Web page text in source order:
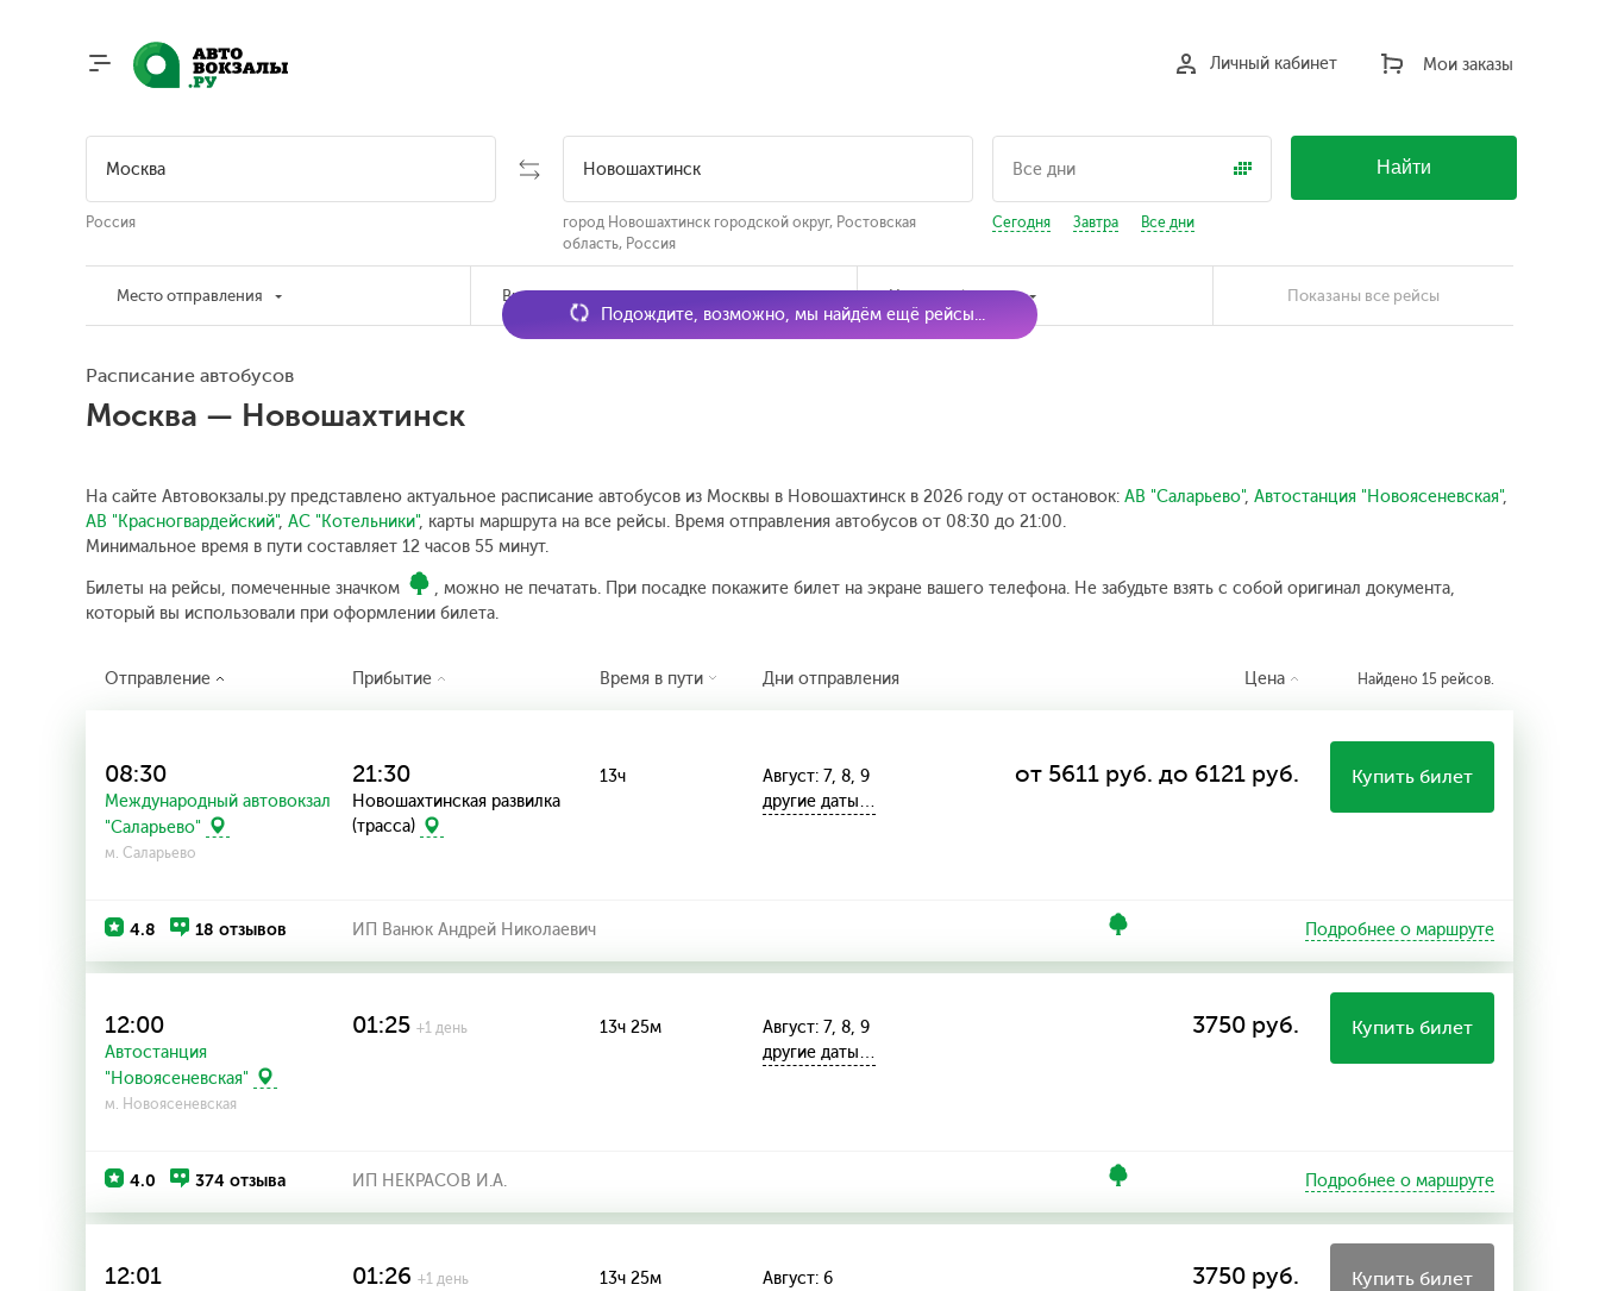
Мои заказы
Личный кабинет
Россия
город Новошахтинск городской округ, Ростовская
область, Россия
Сегодня Завтра Все дни
Найти
Место отправления Время отправления Наличие билетов Показаны все рейсы
Расписание автобусов
Москва — Новошахтинск
На сайте Автовокзалы.ру представлено актуальное расписание автобусов из Москвы в Новошахтинск в 2026 году от остановок: АВ "Саларьево", Автостанция "Новоясеневская",
АВ "Красногвардейский", АС "Котельники", карты маршрута на все рейсы. Время отправления автобусов от 08:30 до 21:00.
Минимальное время в пути составляет 12 часов 55 минут.
Билеты на рейсы, помеченные значком
, можно не печатать. При посадке покажите билет на экране вашего телефона. Не забудьте взять с собой оригинал документа,
который вы использовали при оформлении билета.
Подождите, возможно, мы найдём ещё рейсы...
Отправление Прибытие Время в пути Дни отправления Цена Найдено 15 рейсов.
08:30
Международный автовокзал
"Саларьево"
м. Саларьево
21:30
Новошахтинская развилка
(трасса)
13ч
Август: 7, 8, 9
другие даты…
от 5611 руб. до 6121 руб. Купить билет
4.8 18 отзывов ИП Ванюк Андрей Николаевич Подробнее о маршруте
12:00
Автостанция
"Новоясеневская"
м. Новоясеневская
01:25 +1 день 13ч 25м
Август: 7, 8, 9
другие даты…
3750 руб. Купить билет
4.0 374 отзыва ИП НЕКРАСОВ И.А. Подробнее о маршруте
12:01 01:26 +1 день 13ч 25м
Август: 6
3750 руб. Купить билет